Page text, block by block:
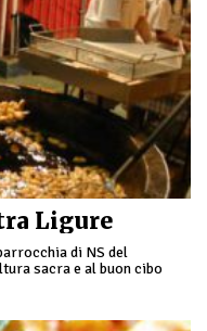
Ligure
di NS del
sacra e al buon cibo